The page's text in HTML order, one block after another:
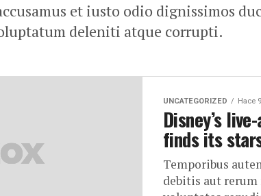
et iusto odio dignissimos
deleniti atque corrupti.
UNCATEGORIZED Hace
Disney’s
finds its
Temporibus
debitis aut rerum